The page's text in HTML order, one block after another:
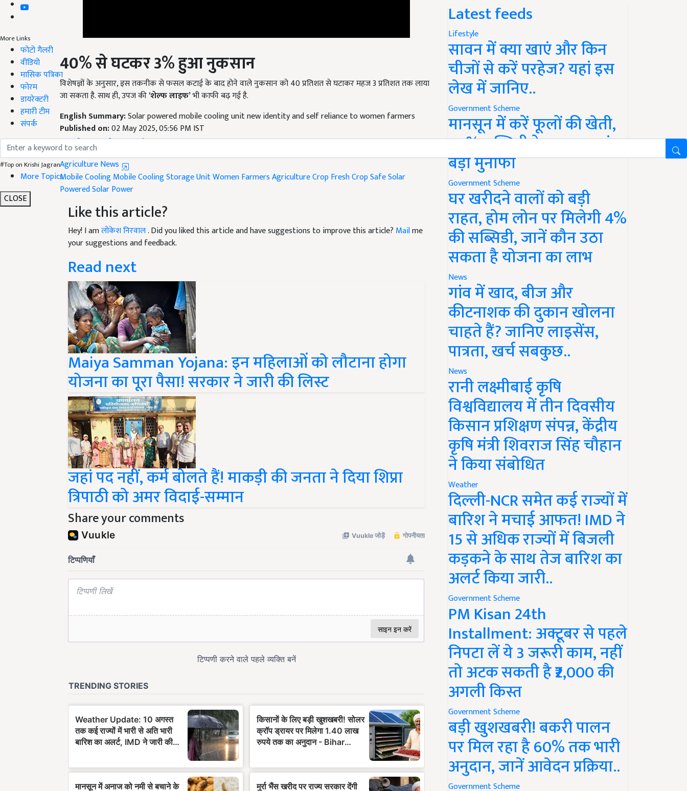
More Links
फोटो गैलरी
वीडियो
मासिक पत्रिका
फोरम
डायरेक्टरी
हमारी टीम
संपर्क
#Top on Krishi Jagran
More Topics
CLOSE
40%से घटकर 3%हुआ नुकसान
विशेषज्ञों के अनुसार, इस तकनीक से फसल कटाई के बाद होने वाले नुकसान को 40 प्रतिशत से घटाकर महज 3 प्रतिशत तक लाया
जा सकता है. साथ ही, उपज की‘शेल्फ लाइफ’भी काफी बढ़ गई है.
English Summary:Solar powered mobile cooling unit new identity and self reliance to women farmers
Published on:02 May 2025, 05:56 PM IST
Related Topics
Agriculture News
Mobile CoolingMobile Cooling Storage UnitWomen FarmersAgricultureCrop FreshCrop SafeSolar
PoweredSolar Power
Like this article?
Hey! I amलोकेश निरवाल. Did you liked this article and have suggestions to improve this article? Mailme
your suggestions and feedback.
Read next
Maiya Samman Yojana: इन महिलाओं को लौटाना होगा
योजना का पूरा पैसा! सरकार ने जारी की लिस्ट
जहां पद नहीं, कर्म बोलते हैं! माकड़ी की जनता ने दिया शिप्रा
त्रिपाठी को अमर विदाई-सम्मान
Share your comments
Latest feeds
Lifestyle
सावन में क्या खाएं और किन
चीजों से करें परहेज? यहां इस
लेख में जानिए..
Government Scheme
मानसून में करें फूलों की खेती,
50% सब्सिडी के साथ कमाएं
बड़ा मुनाफा
Government Scheme
घर खरीदने वालों को बड़ी
राहत, होम लोन पर मिलेगी 4%
की सब्सिडी, जानें कौन उठा
सकता है योजना का लाभ
News
गांव में खाद, बीज और
कीटनाशक की दुकान खोलना
चाहते हैं? जानिए लाइसेंस,
पात्रता, खर्च सबकुछ..
News
रानी लक्ष्मीबाई कृषि
विश्वविद्यालय में तीन दिवसीय
किसान प्रशिक्षण संपन्न, केंद्रीय
कृषि मंत्री शिवराज सिंह चौहान
ने किया संबोधित
Weather
दिल्ली-NCR समेत कई राज्यों में
बारिश ने मचाई आफत! IMD ने
15 से अधिक राज्यों में बिजली
कड़कने के साथ तेज बारिश का
अलर्ट किया जारी..
Government Scheme
PM Kisan 24th
Installment: अक्टूबर से पहले
निपटा लें ये 3 जरूरी काम, नहीं
तो अटक सकती है ₹2,000 की
अगली किस्त
Government Scheme
बड़ी खुशखबरी! बकरी पालन
पर मिल रहा है 60% तक भारी
अनुदान, जानें आवेदन प्रक्रिया..
Government Scheme